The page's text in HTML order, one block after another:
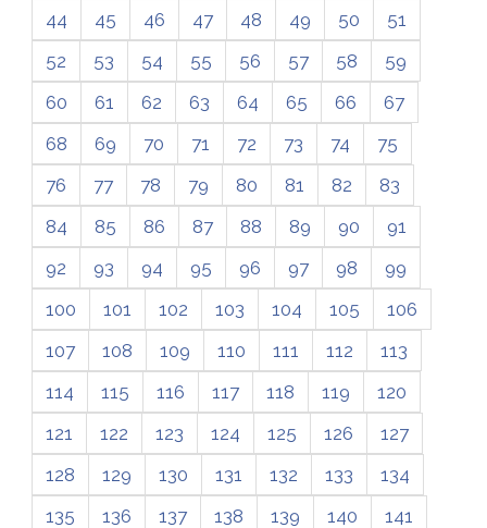
44
45 46 47 48 49 50
51
52
53 54 55 56 57 58
59
60
61 62 63 64 65 66
67
68
69 70 71 72 73 74
75
76
77 78 79 80 81 82
83
84
85 86 87 88 89 90
91
92
93 94 95 96 97 98
99
100
101 102 103 104 105
106
107
108 109 110 111 112
113
114
115 116 117 118 119
120
121
122 123 124 125 126
127
128
129 130 131 132 133
134
135
136 137 138 139 140
141